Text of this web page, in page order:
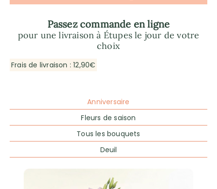
Passez commande en ligne
pour une livraison à Étupes le jour de votre
choix
Frais de livraison : 12,90€
Anniversaire
Fleurs de saison
Tous les bouquets
Deuil